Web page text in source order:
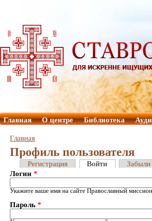
Главная О центре Библиотека
Главная
Профиль пользователя
Регистрация Войти
Забыли
Логин *
Укажите ваше имя на сайте Православный
Пароль *